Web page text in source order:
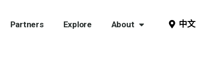
Partners Explore About 中文